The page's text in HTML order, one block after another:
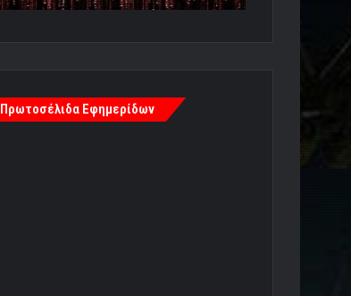
Πρωτοσέλιδα Εφημερίδων